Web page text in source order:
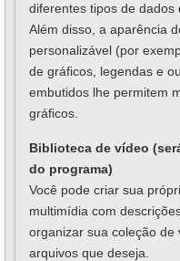
diferentes tipos de dados
Além disso, a aparência
personalizável (por
de gráficos, legendas e
embutidos lhe permitem
gráficos.
Biblioteca de vídeo
do programa)
Você pode criar sua
multimídia com
organizar sua coleção
arquivos que deseja.